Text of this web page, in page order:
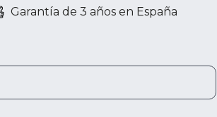
Garantía de 3 años en España